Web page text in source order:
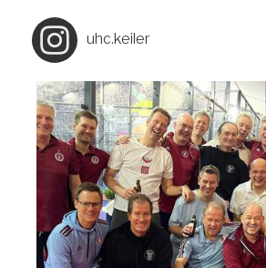
uhc.keiler